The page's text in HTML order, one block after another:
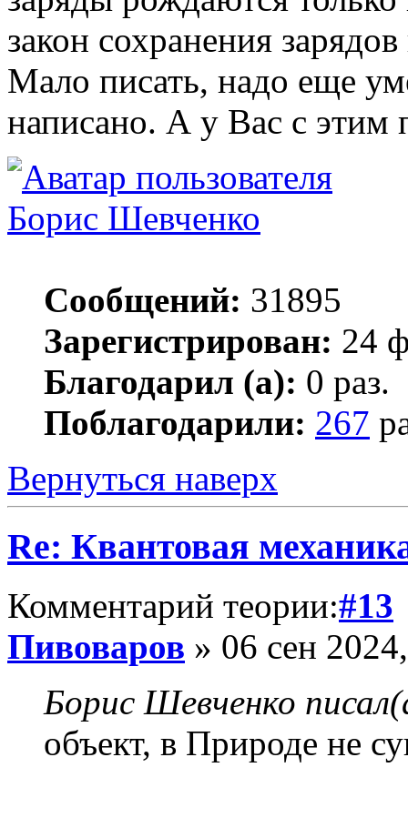
закон сохранения
Мало писать, надо еще
написано. А у Вас с этим
Борис Шевченко
Сообщений: 31895
Зарегистрирован: 24
Благодарил (а): 0 раз.
Поблагодарили: 267
Вернуться наверх
Re: Квантовая
Комментарий теории:#13
Пивоваров » 06 сен
Борис Шевченко
объект, в Природе не